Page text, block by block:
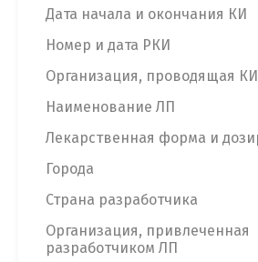
Дата начала и окончания КИ
Номер и дата РКИ
Организация, проводящая КИ
Наименование ЛП
Лекарственная форма и
Города
Страна разработчика
Организация, привлеченная
разработчиком ЛП